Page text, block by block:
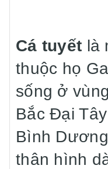
Cá tuyết là
thuộc họ
sống ở
Bắc Đại
Bình
thân hình